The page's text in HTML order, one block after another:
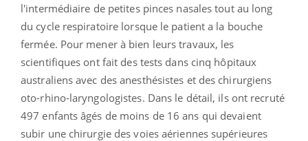
l'intermédiaire de petites pinces nasales tout au long
du cycle respiratoire lorsque le patient a la bouche
fermée. Pour mener à bien leurs travaux, les
scientifiques ont fait des tests dans cinq hôpitaux
australiens avec des anesthésistes et des chirurgiens
oto-rhino-laryngologistes. Dans le détail, ils ont recruté
497 enfants âgés de moins de 16 ans qui devaient
subir une chirurgie des voies aériennes supérieures